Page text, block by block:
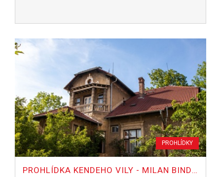
PROHLÍDKY
PROHLÍDKA KENDEHO VILY - MILAN BINDER